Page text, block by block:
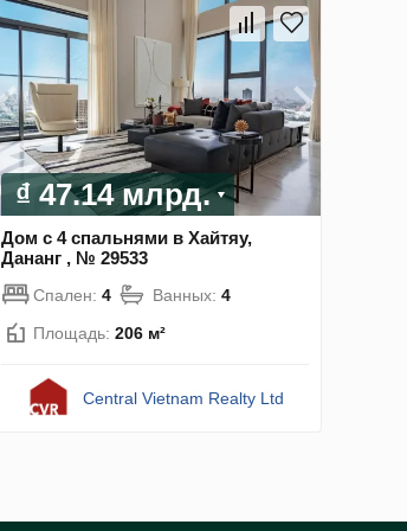
₫ 47.14 млрд.
Дом с 4 спальнями в Хайтяу,
Дананг , № 29533
Спален: 4 Ванных: 4
Площадь: 206 м²
Central Vietnam Realty Ltd